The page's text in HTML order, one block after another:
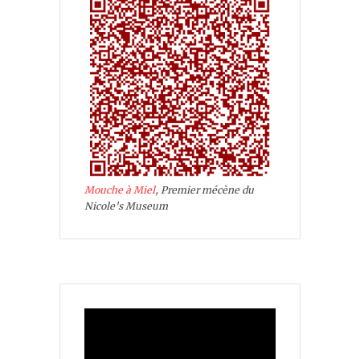
Mouche à Miel, Premier mécène du
Nicole's Museum